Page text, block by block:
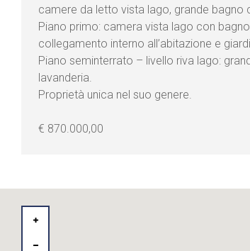
camere da letto vista lago, grande
Piano primo: camera vista lago con
collegamento interno all’abitazione e
Piano seminterrato – livello riva lago:
lavanderia.
Proprietà unica nel suo genere.
€ 870.000,00